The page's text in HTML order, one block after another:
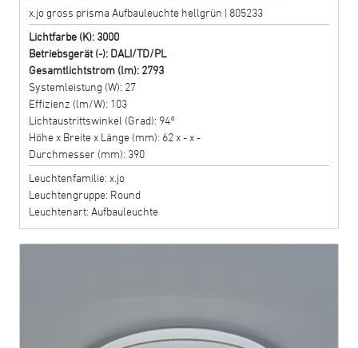
x.jo gross prisma Aufbauleuchte hellgrün | 805233
Lichtfarbe (K): 3000
Betriebsgerät (-): DALI/TD/PL
Gesamtlichtstrom (lm): 2793
Systemleistung (W): 27
Effizienz (lm/W): 103
Lichtaustrittswinkel (Grad): 94°
Höhe x Breite x Länge (mm): 62 x - x -
Durchmesser (mm): 390
Leuchtenfamilie: x.jo
Leuchtengruppe: Round
Leuchtenart: Aufbauleuchte